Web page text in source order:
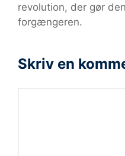
revolution, der gør
forgængeren.
Skriv en